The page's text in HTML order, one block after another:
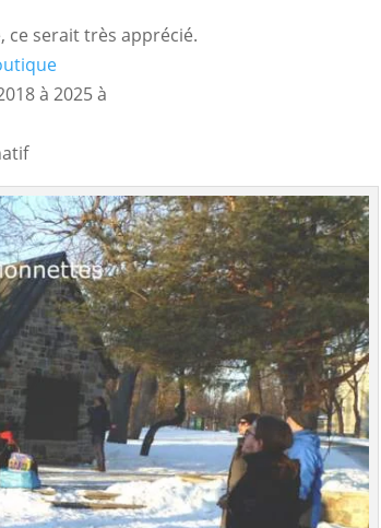
ce serait très apprécié.
à 2025 à